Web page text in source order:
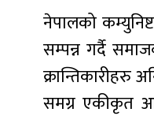
नेपालको
सम्पन्न गर्दै
क्रान्तिकारीहरु
समग्र एकीकृत